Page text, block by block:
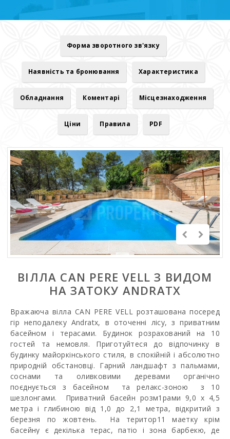
Форма зворотного зв'язку
Наявність та бронювання Характеристика
Обладнання Коментарі Місцезнаходження
Ціни Правила PDF
ВІЛЛА CAN PERE VELL З ВИДОМ
НА ЗАТОКУ ANDRATX
Вражаюча вілла CAN PERE VELL розташована посеред
гір неподалеку Andratx, в оточенні лісу, з приватним
басейном і терасами. Будинок розрахований на 10
гостей та немовля. Приготуйтеся до відпочинку в
будинку майоркінського стиля, в спокійній і абсолютно
природній обстановці. Гарний ландшафт з пальмами,
соснами та оливковими деревами органічно
поєднується з басейном та релакс-зоною з 10
шезлонгами.
Приватний басейн розм1рами 9,0 x 4,5
метра і глибиною від 1,0 до 2,1 метра, відкритий з
березня по жовтень. На територ11 маетку крім
басейну є декілька терас, патіо і зона барбекю, де